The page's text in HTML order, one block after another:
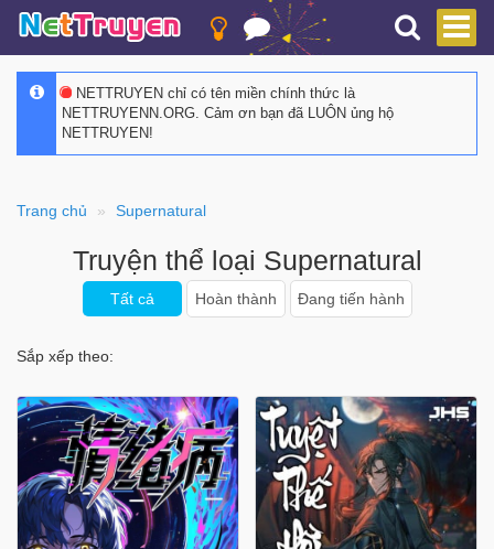
NETTRUYEN chỉ có tên miền chính thức là
NETTRUYENN.ORG. Cảm ơn bạn đã LUÔN ủng hộ
NETTRUYEN!
Trang chủ Supernatural
Truyện thể loại Supernatural
Tất cả Hoàn thành Đang tiến hành
Sắp xếp theo: